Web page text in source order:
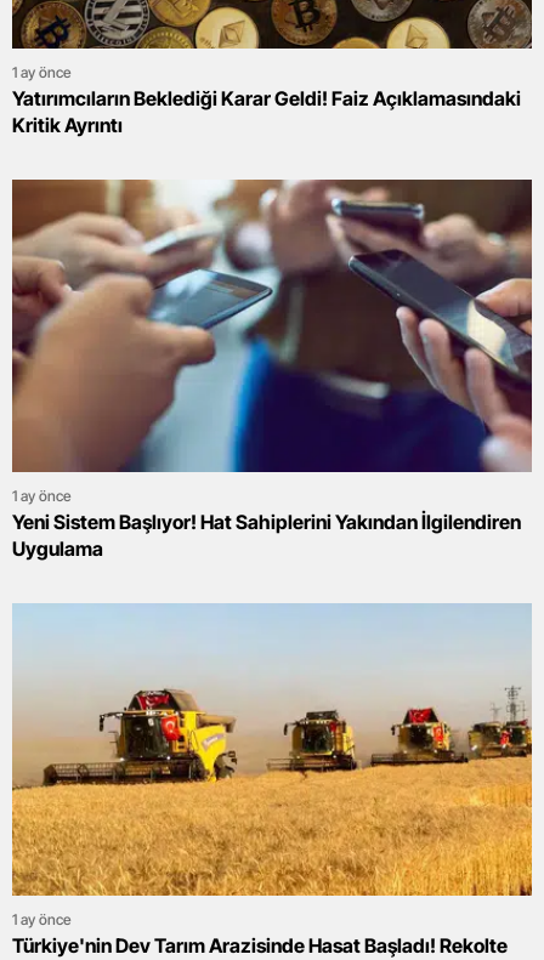
1 ay önce
Yatırımcıların Beklediği Karar Geldi! Faiz Açıklamasındaki
Kritik Ayrıntı
1 ay önce
Yeni Sistem Başlıyor! Hat Sahiplerini Yakından İlgilendiren
Uygulama
1 ay önce
Türkiye'nin Dev Tarım Arazisinde Hasat Başladı! Rekolte